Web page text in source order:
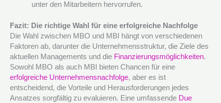
unter den Mitarbeitern hervorrufen.
Fazit: Die richtige Wahl für eine erfolgreiche Nachfolge
Die Wahl zwischen MBO und MBI hängt von verschiedenen
Faktoren ab, darunter die Unternehmensstruktur, die Ziele des
aktuellen Managements und die Finanzierungsmöglichkeiten.
Sowohl MBO als auch MBI bieten Chancen für eine
erfolgreiche Unternehmensnachfolge, aber es ist
entscheidend, die Vorteile und Herausforderungen jedes
Ansatzes sorgfältig zu evaluieren. Eine umfassende Due